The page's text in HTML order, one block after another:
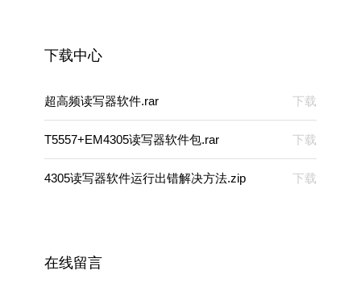
下载中心
超高频读写器软件.rar 下载
T5557+EM4305读写器软件包.rar 下载
4305读写器软件运行出错解决方法.zip 下载
在线留言